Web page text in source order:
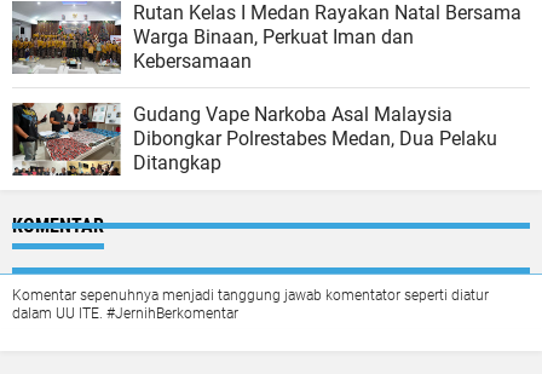
Rutan Kelas I Medan Rayakan Natal Bersama
Warga Binaan, Perkuat Iman dan
Kebersamaan
Gudang Vape Narkoba Asal Malaysia
Dibongkar Polrestabes Medan, Dua Pelaku
Ditangkap
KOMENTAR
Komentar sepenuhnya menjadi tanggung jawab komentator seperti diatur
dalam UU ITE. #JernihBerkomentar